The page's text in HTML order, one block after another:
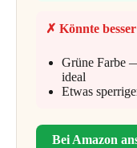
✗ Könnte besser
Grüne Farbe
ideal
Etwas
Bei Amazon